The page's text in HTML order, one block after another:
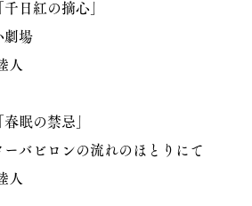
日紅の摘心」
場
人
眠の禁忌」
バビロンの流れのほとりにて
人